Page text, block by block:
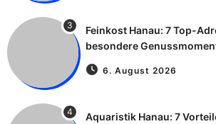
3
Feinkost Hanau: 7 Top-
besondere
6. August 2026
4
Aquaristik Hanau: 7